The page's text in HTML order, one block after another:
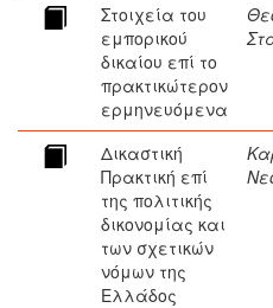
Στοιχεία του
εμπορικού
δικαίου επί το
πρακτικώτερον
ερμηνευόμενα
Δικαστική
Πρακτική επί
της πολιτικής
δικονομίας και
των σχετικών
νόμων της
Ελλάδος